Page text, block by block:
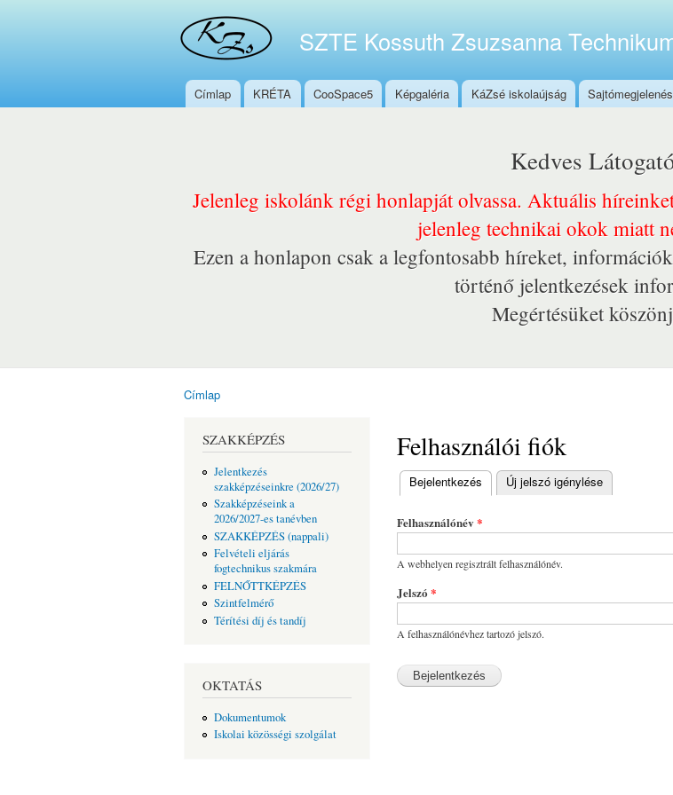
tartalomra
SZTE Kossuth Zsuzsanna
Főmenü
Címlap KRÉTA CooSpace5 Képgaléria KáZsé iskolaújság Sajtómegjelenés
Kedves
Jelenleg iskolánk régi honlapját olvassa. Aktuális
jelenleg technikai okok miatt
Ezen a honlapon csak a legfontosabb híreket,
történő jelentkezések
Megértésüket
Címlap
SZAKKÉPZÉS
Jelentkezés
szakképzéseinkre (2026/27)
Szakképzéseink a
2026/2027-es tanévben
SZAKKÉPZÉS (nappali)
Felvételi eljárás
fogtechnikus szakmára
FELNŐTTKÉPZÉS
Szintfelmérő
Térítési díj és tandíj
OKTATÁS
Dokumentumok
Iskolai közösségi szolgálat
Felhasználói fiók
Elsődleges fülek
Bejelentkezés (aktív fül)
Új jelszó igénylése
Felhasználónév *
A webhelyen regisztrált felhasználónév.
Jelszó *
A felhasználónévhez tartozó jelszó.